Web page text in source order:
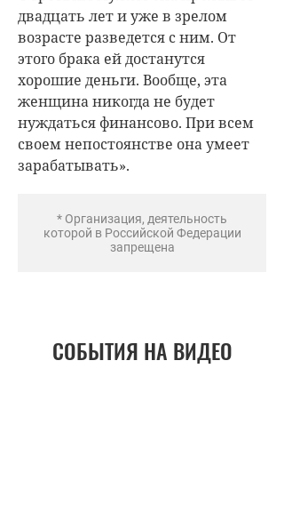
двадцать лет и уже в зрелом
возрасте разведется с ним. От
этого брака ей достанутся
хорошие деньги. Вообще, эта
женщина никогда не будет
нуждаться финансово. При всем
своем непостоянстве она умеет
зарабатывать».
* Организация, деятельность
которой в Российской Федерации
запрещена
СОБЫТИЯ НА ВИДЕО